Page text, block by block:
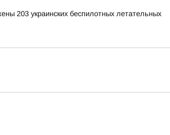
203 украинских беспилотных летательных